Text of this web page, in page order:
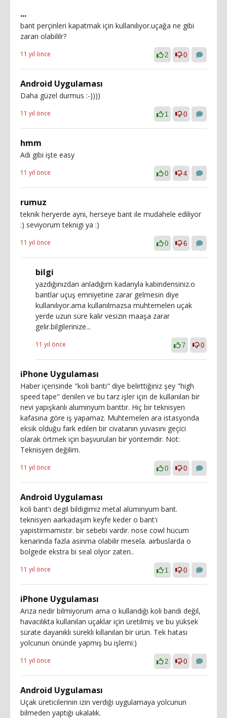
...
bant perçinleri kapatmak için kullanılıyor.uçağa ne gibi
zararı olabililr?
11 yıl önce 2 0
Android Uygulaması
Daha güzel durmus :-))))
11 yıl önce 1 0
hmm
Adı gibi işte easy
11 yıl önce 0 4
rumuz
teknik heryerde ayni, herseye bant ile mudahele ediliyor
:) seviyorum teknigi ya :)
11 yıl önce 0 6
bilgi
yazdığınızdan anladığım kadarıyla kabindensiniz.o
bantlar uçuş emniyetine zarar gelmesin diye
kullanılıyor.ama kullanılmazsa muhtemelen uçak
yerde uzun süre kalır vesizin maaşa zarar
gelir.bilgilerinize...
11 yıl önce 7 0
iPhone Uygulaması
Haber içerisinde "koli bantı" diye belirttiğiniz şey "high
speed tape" denilen ve bu tarz işler için de kullanılan bir
nevi yapışkanlı aluminyum banttır. Hiç bir teknisyen
kafasına göre iş yapamaz. Muhtemelen ara istasyonda
eksik olduğu fark edilen bir civatanın yuvasını geçici
olarak örtmek için başvurulan bir yöntemdir. Not:
Teknisyen değilim.
11 yıl önce 0 0
Android Uygulaması
koli bant'ı degil bildigimiz metal alüminyum bant.
teknisyen aarkadaşım keyfe keder o bant'ı
yapistirmamistir. bir sebebi vardir. nose cowl hücum
kenarinda fazla asinma olabilir mesela. airbuslarda o
bolgede ekstra bi seal olyor zaten..
11 yıl önce 1 0
iPhone Uygulaması
Arıza nedir bilmiyorum ama o kullandığı koli bandı değil,
havacılıkta kullanılan uçaklar için üretilmiş ve bu yüksek
sürate dayanıklı sürekli kıllanılan bir ürün. Tek hatası
yolcunun önünde yapmış bu işlemi:)
11 yıl önce 2 0
Android Uygulaması
Uçak üreticilerinin izin verdiği uygulamaya yolcunun
bilmeden yaptığı ukalalık.